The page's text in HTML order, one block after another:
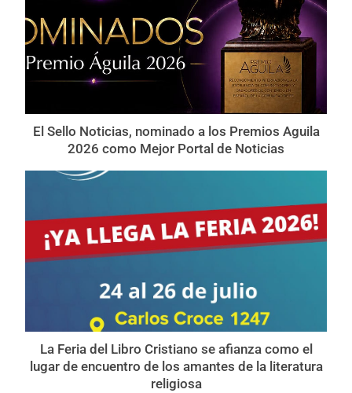
El Sello Noticias, nominado a los Premios Aguila
2026 como Mejor Portal de Noticias
La Feria del Libro Cristiano se afianza como el
lugar de encuentro de los amantes de la literatura
religiosa